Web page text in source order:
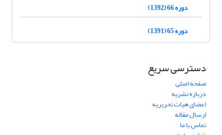
دوره 66 (1392)
دوره 65 (1391)
دسترسی سریع
صفحه اصلی
درباره نشریه
اعضای هیات تحریریه
ارسال مقاله
تماس با ما